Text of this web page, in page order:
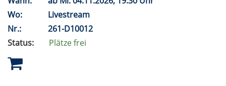
Wo:
Livestream
Nr.:
261-D10012
Status:
Plätze frei